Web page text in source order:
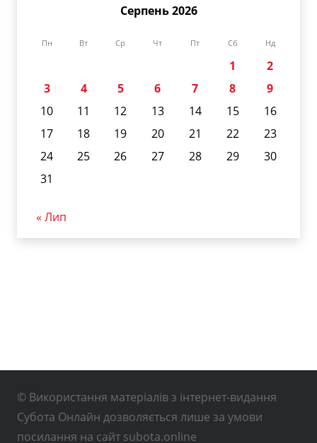
Серпень 2026
Пн Вт Ср Чт Пт Сб Нд
1
2
3
4 5 6 7 8
9
10
11 12 13 14 15
16
17
18 19 20 21 22
23
24
25 26 27 28 29
30
31
« Лип
© Використання матеріалів з інтернет-видання
Субота Онлайн дозволяється лише за умови
посилання на сайт subota.online